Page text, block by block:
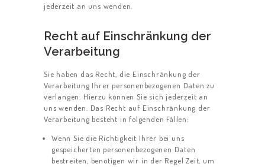
jederzeit an uns wenden.
Recht auf Einschränkung der
Verarbeitung
Sie haben das Recht, die Einschränkung der
Verarbeitung Ihrer personenbezogenen Daten zu
verlangen. Hierzu können Sie sich jederzeit an
uns wenden. Das Recht auf Einschränkung der
Verarbeitung besteht in folgenden Fällen:
Wenn Sie die Richtigkeit Ihrer bei uns
gespeicherten personenbezogenen Daten
bestreiten, benötigen wir in der Regel Zeit, um